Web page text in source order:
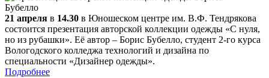
21 апреля в 14.30 в Юношеском центре им. В.Ф. Тендрякова
состоится презентация авторской коллекции одежды «С нуля,
но из рубашки». Её автор – Борис Бубелло, студент 2-го курса
Вологодского колледжа технологий и дизайна по
специальности «Дизайнер одежды».
Подробнее